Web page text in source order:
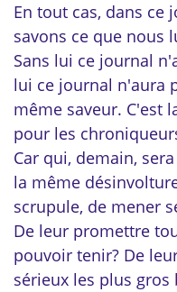
En tout cas, dans ce
savons ce que nous
Sans lui ce journal
lui ce journal n'aura
même saveur. C'est
pour les
Car qui, demain,
la même
scrupule, de mener
De leur promettre
pouvoir tenir? De
sérieux les plus gros